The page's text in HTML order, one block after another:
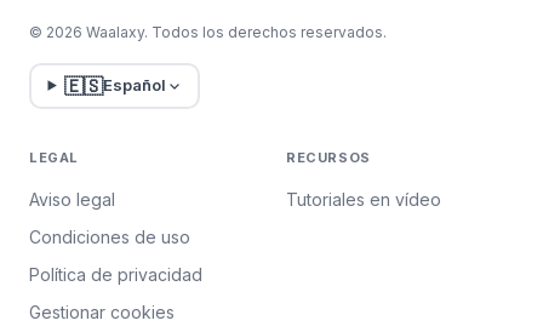
© 2026 Waalaxy. Todos los derechos reservados.
🇪🇸Español
LEGAL
Aviso legal
Condiciones de uso
Política de privacidad
Gestionar cookies
RECURSOS
Tutoriales en vídeo